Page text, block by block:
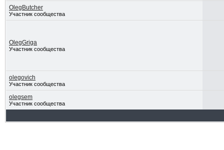
OlegButcher
Участник сообщества
OlegGriga
Участник сообщества
olegovich
Участник сообщества
olegsem
Участник сообщества